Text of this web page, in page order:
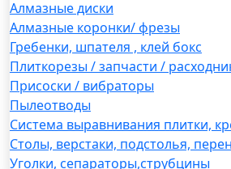
Алмазные диски
Алмазные коронки/ фрезы
Гребенки, шпателя , клей бокс
Плиткорезы / запчасти /
Присоски / вибраторы
Пылеотводы
Система выравнивания плитки,
Столы, верстаки, подстолья,
Уголки, сепараторы,струбцины